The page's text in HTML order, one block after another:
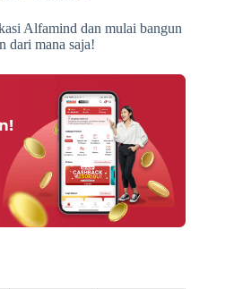
Alfamind dan mulai bangun
dari mana saja!